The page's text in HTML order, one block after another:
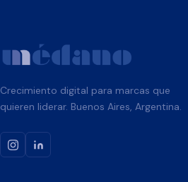
Crecimiento digital para marcas que
quieren liderar. Buenos Aires, Argentina.